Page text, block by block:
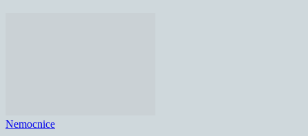
Nemocnice